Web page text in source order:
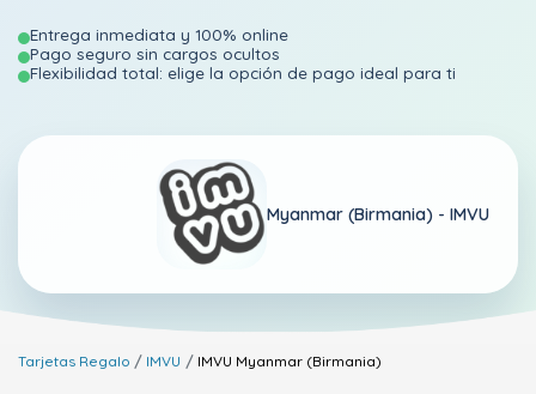
Entrega inmediata y 100% online
Pago seguro sin cargos ocultos
Flexibilidad total: elige la opción de pago ideal para ti
Myanmar (Birmania) - IMVU
Tarjetas Regalo IMVU IMVU Myanmar (Birmania)